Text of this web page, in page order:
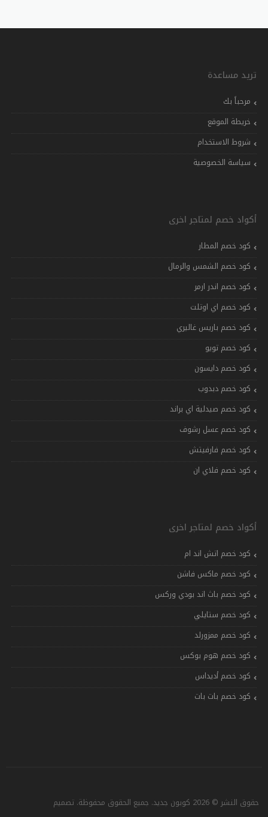
تريد مساعدة
مرحباً بك
خريطة الموقع
شروط الاستخدام
سياسة الخصوصية
أكواد خصم لمتاجر اخرى
كود خصم المطار
كود خصم الشمس والرمال
كود خصم اندر ارمر
كود خصم اي اوتلت
كود خصم باريس غاليري
كود خصم تويو
كود خصم دايسون
كود خصم دبدوب
كود خصم صيدلية اي براند
كود خصم عسل رشوف
كود خصم فارفيتش
كود خصم فلاي ان
أكواد خصم لمتاجر اخرى
كود خصم اتش اند ام
كود خصم ماكس فاشن
كود خصم باث اند بودي وركس
كود خصم ستايلي
كود خصم ممزورلد
كود خصم هوم بوكس
كود خصم أديداس
كود خصم بات بات
حقوق النشر © 2026 كوبون جديد. جميع الحقوق محفوظة. تصميم